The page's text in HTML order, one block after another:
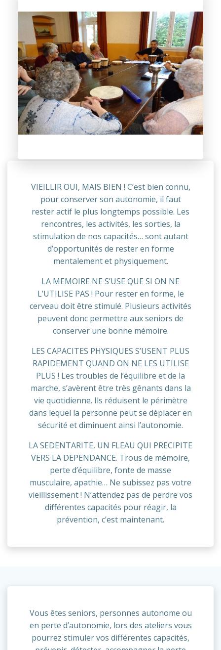
VIEILLIR OUI, MAIS BIEN ! C’est bien connu,
pour conserver son autonomie, il faut
rester actif le plus longtemps possible. Les
rencontres, les activités, les sorties, la
stimulation de nos capacités… sont autant
d’opportunités de rester en forme
mentalement et physiquement.
LA MEMOIRE NE S’USE QUE SI ON NE
L’UTILISE PAS ! Pour rester en forme, le
cerveau doit être stimulé. Plusieurs activités
peuvent donc permettre aux seniors de
conserver une bonne mémoire.
LES CAPACITES PHYSIQUES S’USENT PLUS
RAPIDEMENT QUAND ON NE LES UTILISE
PLUS ! Les troubles de l’équilibre et de la
marche, s’avèrent être très gênants dans la
vie quotidienne. Ils réduisent le périmètre
dans lequel la personne peut se déplacer en
sécurité et diminuent ainsi l’autonomie.
LA SEDENTARITE, UN FLEAU QUI PRECIPITE
VERS LA DEPENDANCE. Trous de mémoire,
perte d’équilibre, fonte de masse
musculaire, apathie… Ne subissez pas votre
vieillissement ! N’attendez pas de perdre vos
différentes capacités pour réagir, la
prévention, c’est maintenant.
Vous êtes seniors, personnes autonome ou
en perte d’autonomie, lors des ateliers vous
pourrez stimuler vos différentes capacités,